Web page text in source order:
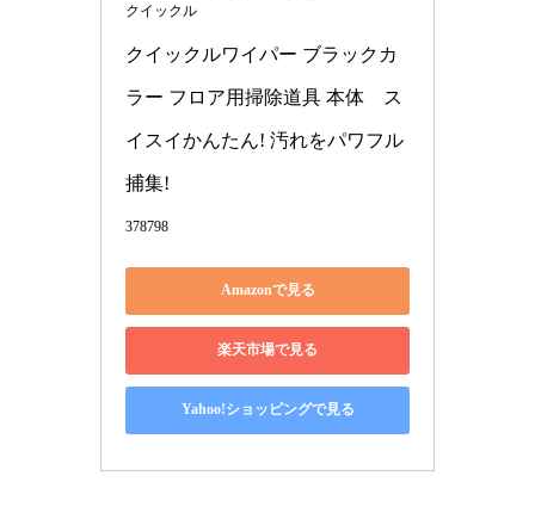
クイックル
クイックルワイパー ブラックカ
ラー フロア用掃除道具 本体　ス
イスイかんたん! 汚れをパワフル
捕集!
378798
Amazonで見る
楽天市場で見る
Yahoo!ショッピングで見る